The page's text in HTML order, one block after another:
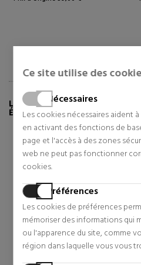
Ce site utilise des
Nécessaires
Les cookies nécessaires aident
en activant des fonctions de
page et l'accès à des zones
web ne peut pas fonctionner
cookies.
Préférences
Les cookies de préférences
mémoriser des informations
ou l'apparence du site, comme
région dans laquelle vous vous
LES CLIENTS QUI ONT
ÉGALEMENT ACHETÉ: